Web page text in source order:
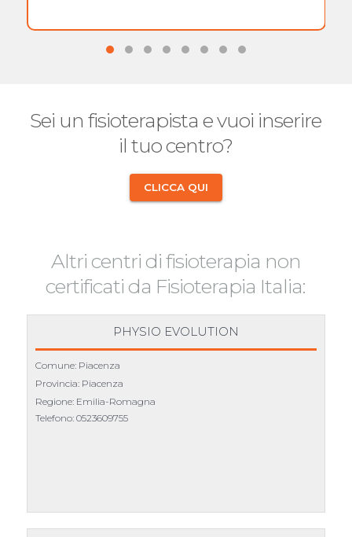
Sei un fisioterapista e vuoi inserire
il tuo centro?
CLICCA QUI
Altri centri di fisioterapia non
certificati da Fisioterapia Italia:
PHYSIO EVOLUTION
Comune: Piacenza
Provincia: Piacenza
Regione: Emilia-Romagna
Telefono: 0523609755